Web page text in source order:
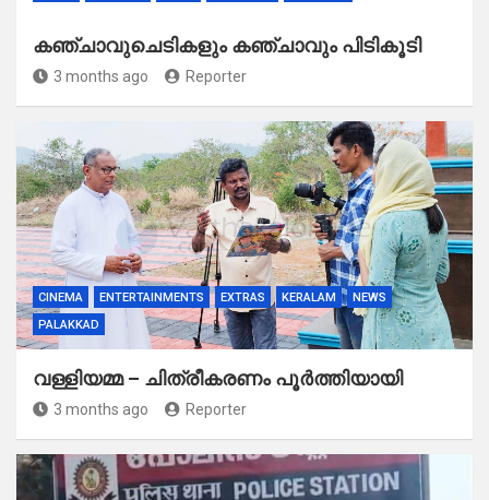
കഞ്ചാവുചെടികളും കഞ്ചാവും പിടികൂടി
3 months ago Reporter
CINEMA ENTERTAINMENTS EXTRAS KERALAM
NEWS
PALAKKAD
വള്ളിയമ്മ – ചിത്രീകരണം പൂർത്തിയായി
3 months ago Reporter